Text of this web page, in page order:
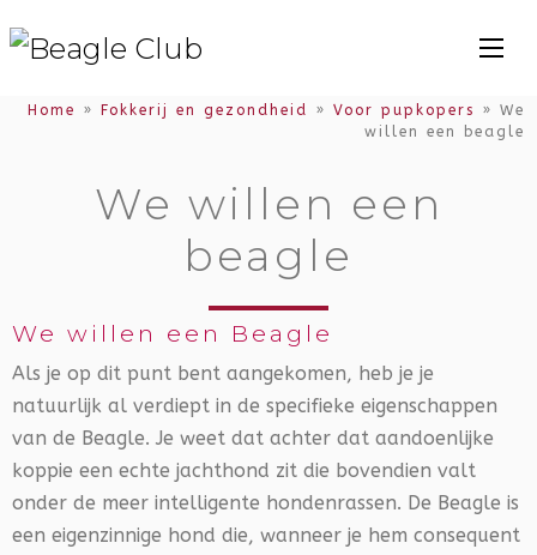
Home » Fokkerij en gezondheid » Voor pupkopers » We
willen een beagle
We willen een
beagle
We willen een Beagle
Als je op dit punt bent aangekomen, heb je je
natuurlijk al verdiept in de specifieke eigenschappen
van de Beagle. Je weet dat achter dat aandoenlijke
koppie een echte jachthond zit die bovendien valt
onder de meer intelligente hondenrassen. De Beagle is
een eigenzinnige hond die, wanneer je hem consequent